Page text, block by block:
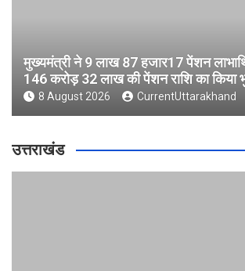
मुख्यमंत्री ने 9 लाख 87 हजार17 पेंशन
146 करोड़ 32 लाख की पेंशन राशि का किया
8 August 2026 CurrentUttarakhand
उत्तराखंड